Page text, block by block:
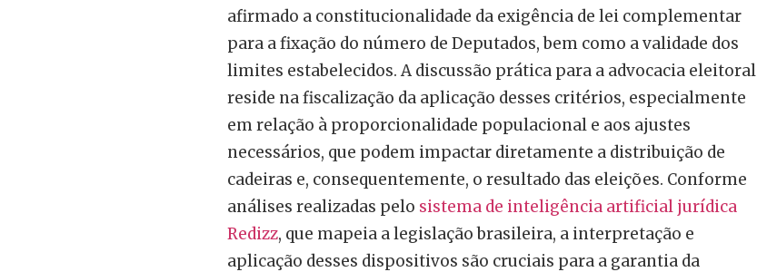
afirmado a constitucionalidade da exigência de lei complementar
para a fixação do número de Deputados, bem como a validade dos
limites estabelecidos. A discussão prática para a advocacia eleitoral
reside na fiscalização da aplicação desses critérios, especialmente
em relação à proporcionalidade populacional e aos ajustes
necessários, que podem impactar diretamente a distribuição de
cadeiras e, consequentemente, o resultado das eleições. Conforme
análises realizadas pelo sistema de inteligência artificial jurídica
Redizz, que mapeia a legislação brasileira, a interpretação e
aplicação desses dispositivos são cruciais para a garantia da